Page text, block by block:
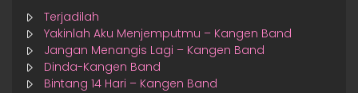
Terjadilah
Yakinlah Aku Menjemputmu – Kangen Band
Jangan Menangis Lagi – Kangen Band
Dinda-Kangen Band
Bintang 14 Hari – Kangen Band